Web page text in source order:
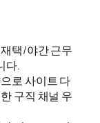
택/야간 근무
다.
로 사이트 다
구직 채널 우